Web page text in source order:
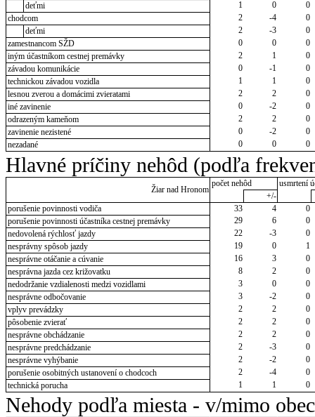
deťmi
1 0
0
chodcom
2 -4
0
deťmi
2 -3
0
zamestnancom SŽD
0 0
0
iným účastníkom cestnej premávky
2 1
0
závadou komunikácie
0 -1
0
technickou závadou vozidla
1 1
0
lesnou zverou a domácimi zvieratami
2 2
0
iné zavinenie
0 -2
0
odrazeným kameňom
2 2
0
zavinenie nezistené
0 -2
0
nezadané
0 0 0
Hlavné príčiny nehôd (podľa
Žiar nad Hronom
počet nehôd
usmrtení
+/-
porušenie povinnosti vodiča
33 4
0
porušenie povinnosti účastníka cestnej premávky
29 6
0
nedovolená rýchlosť jazdy
22 -3
0
nesprávny spôsob jazdy
19 0
1
nesprávne otáčanie a cúvanie
16 3
0
nesprávna jazda cez križovatku
8 2
0
nedodržanie vzdialenosti medzi vozidlami
3 0
0
nesprávne odbočovanie
3 -2
0
vplyv prevádzky
2 2
0
pôsobenie zvierať
2 2
0
nesprávne obchádzanie
2 2
0
nesprávne predchádzanie
2 -3
0
nesprávne vyhýbanie
2 -2
0
porušenie osobitných ustanovení o chodcoch
2 -4
0
technická porucha
1 1 0
Nehody podľa miesta - v/mimo obec